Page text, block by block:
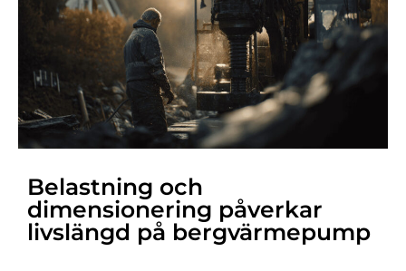
Belastning och
dimensionering påverkar
livslängd på bergvärmepump